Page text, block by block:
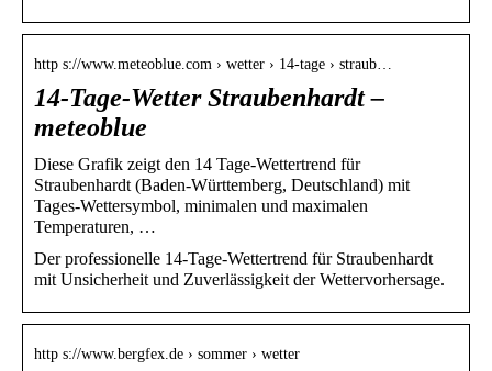
http s://www.meteoblue.com › wetter › 14-tage › straub…
14-Tage-Wetter Straubenhardt –
meteoblue
Diese Grafik zeigt den 14 Tage-Wettertrend für
Straubenhardt (Baden-Württemberg, Deutschland) mit
Tages-Wettersymbol, minimalen und maximalen
Temperaturen, …
Der professionelle 14-Tage-Wettertrend für Straubenhardt
mit Unsicherheit und Zuverlässigkeit der Wettervorhersage.
http s://www.bergfex.de › sommer › wetter